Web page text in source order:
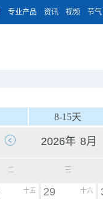
专业产品 资讯 视频 节气
8-15天
二 三
十五 十六
29